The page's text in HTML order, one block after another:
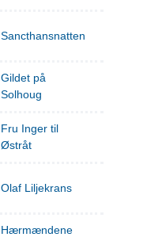
Sancthansnatten
Gildet på
Solhoug
Fru Inger til
Østråt
Olaf Liljekrans
Hærmændene